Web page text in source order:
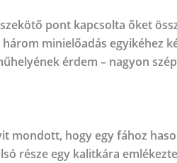
pont kapcsolta őket
minielőadás egyikéhez
érdem – nagyon
hogy egy fához
része egy kalitkára